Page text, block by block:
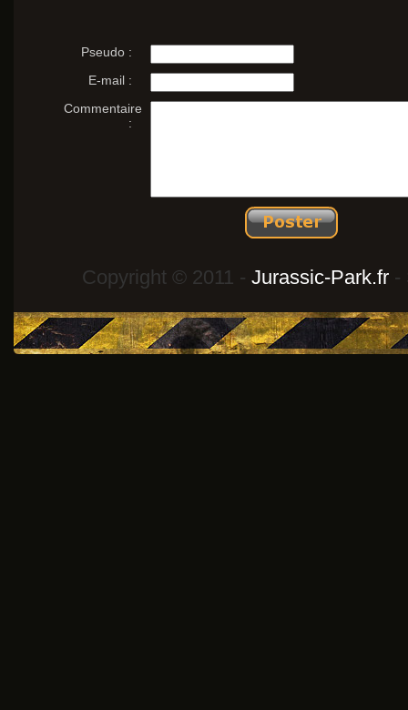
Pseudo :
E-mail :
Commentaire
:
Copyright © 2011 - Jurassic-Park.fr -